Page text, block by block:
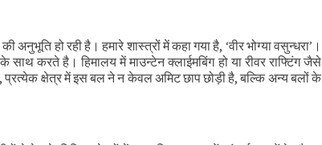
हो रही है। हमारे शास्त्रों में कहा गया है, ‘वीर भोग्या वसुन्धरा’।
के साथ करते है। हिमालय में माउन्टेन क्लाईमबिंग हो या रीवर राफ्टिंग जैसे
प्रत्येक क्षेत्र में इस बल ने न केवल अमिट छाप छोड़ी है, बल्कि अन्य बलों के